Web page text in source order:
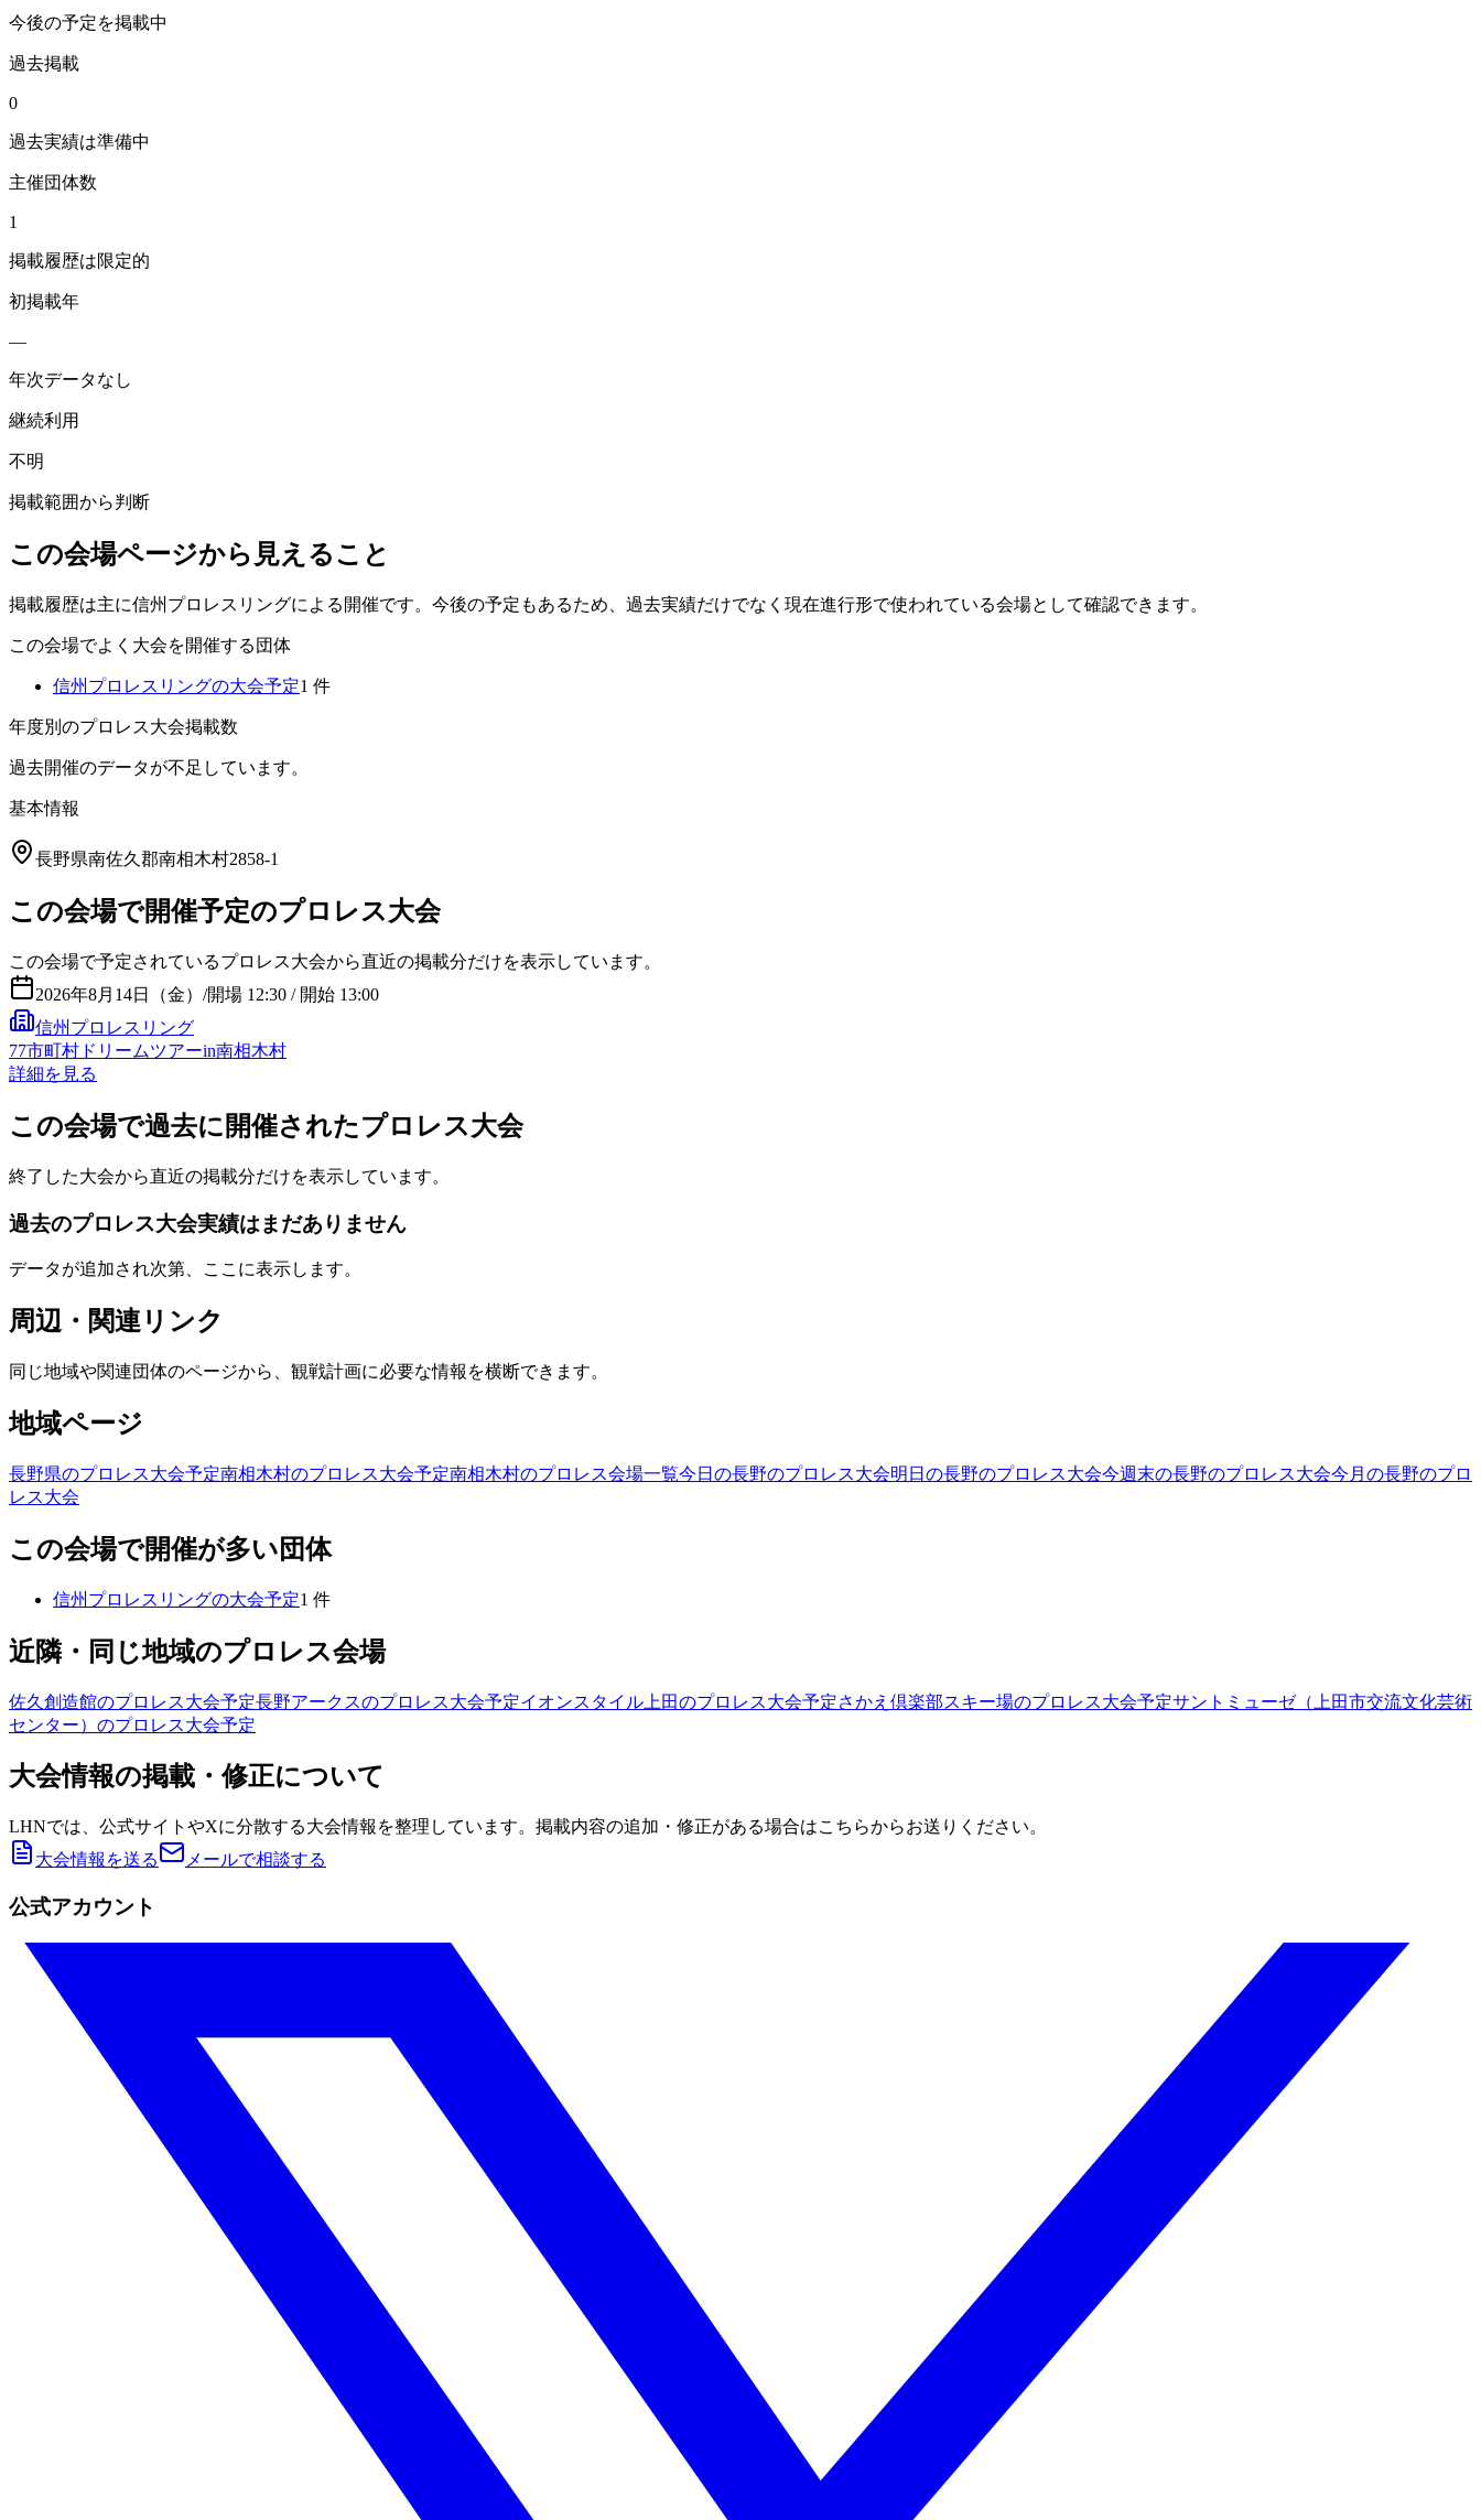
今後の予定を掲載中
過去掲載
0
過去実績は準備中
主催団体数
1
掲載履歴は限定的
初掲載年
—
年次データなし
継続利用
不明
掲載範囲から判断
この会場ページから見えること
掲載履歴は主に信州プロレスリングによる開催です。今後の予定もあるため、過去実績だけでなく現在進行形で使われている会場として確認できます。
この会場でよく大会を開催する団体
信州プロレスリングの大会予定1 件
年度別のプロレス大会掲載数
過去開催のデータが不足しています。
基本情報
長野県南佐久郡南相木村2858-1
この会場で開催予定のプロレス大会
この会場で予定されているプロレス大会から直近の掲載分だけを表示しています。
2026年8月14日（金） /開場 12:30 / 開始 13:00
信州プロレスリング
77市町村ドリームツアーin南相木村
詳細を見る
この会場で過去に開催されたプロレス大会
終了した大会から直近の掲載分だけを表示しています。
過去のプロレス大会実績はまだありません
データが追加され次第、ここに表示します。
周辺・関連リンク
同じ地域や関連団体のページから、観戦計画に必要な情報を横断できます。
地域ページ
長野県のプロレス大会予定南相木村のプロレス大会予定南相木村のプロレス会場一覧今日の長野のプロレス大会明日の長野のプロレス大会今週末の長野のプロレス大会今月の長野のプロ
レス大会
この会場で開催が多い団体
信州プロレスリングの大会予定1 件
近隣・同じ地域のプロレス会場
佐久創造館のプロレス大会予定長野アークスのプロレス大会予定イオンスタイル上田のプロレス大会予定さかえ倶楽部スキー場のプロレス大会予定サントミューゼ（上田市交流文化芸術
センター） のプロレス大会予定
大会情報の掲載・修正について
LHNでは、公式サイトやXに分散する大会情報を整理しています。掲載内容の追加・修正がある場合はこちらからお送りください。
大会情報を送る
メールで相談する
公式アカウント